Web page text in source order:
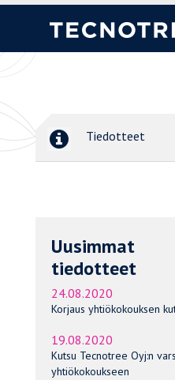
Tiedotteet
Uusimmat
tiedotteet
24.08.2020
Korjaus yhtiökokouksen
19.08.2020
Kutsu Tecnotree Oyj:n
yhtiökokoukseen